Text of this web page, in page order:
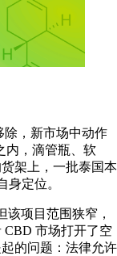
除，新市场中动作
内，滴管瓶、软
架上，一批泰国本
身定位。
该项目范围狭窄，
市场打开了空
的问题：法律允许